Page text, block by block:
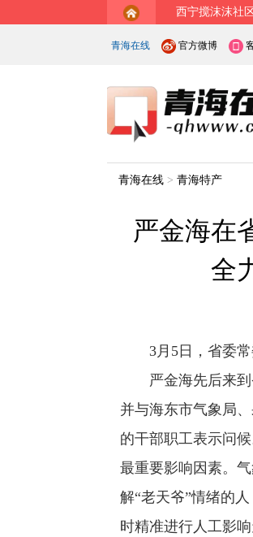
西宁搅沫沫社区
青海在线 官方微博
青海在线 > 青海特产
严金海在
全
3月5日，省委常
严金海先后来到
并与海东市气象局
的干部职工表示问
最重要影响因素。
解“老天爷”情绪的
时精准进行人工影